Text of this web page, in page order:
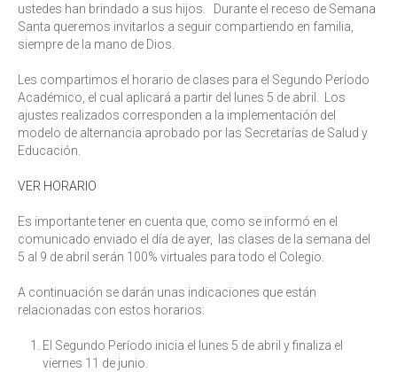
ustedes han brindado a sus hijos. Durante el receso de Semana
Santa queremos invitarlos a seguir compartiendo en familia,
siempre de la mano de Dios.
Les compartimos el horario de clases para el Segundo Período
Académico, el cual aplicará a partir del lunes 5 de abril. Los
ajustes realizados corresponden a la implementación del
modelo de alternancia aprobado por las Secretarías de Salud y
Educación.
VER HORARIO
Es importante tener en cuenta que, como se informó en el
comunicado enviado el día de ayer, las clases de la semana del
5 al 9 de abril serán 100% virtuales para todo el Colegio.
A continuación se darán unas indicaciones que están
relacionadas con estos horarios:
El Segundo Período inicia el lunes 5 de abril y finaliza el
viernes 11 de junio.